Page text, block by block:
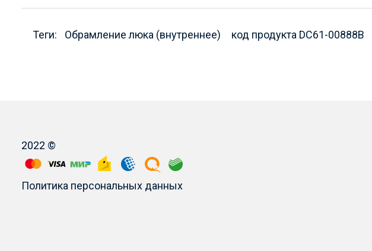
Теги: Обрамление люка (внутреннее) код продукта DC61-00888B
2022 ©
Политика персональных данных